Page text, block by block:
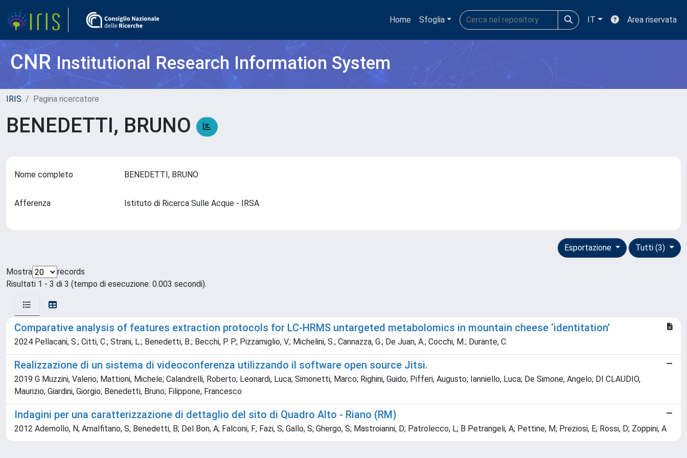
Home Sfoglia IT Area riservata
CNRInstitutional Research Information System
IRIS Pagina ricercatore
BENEDETTI, BRUNO
Nome completo BENEDETTI, BRUNO
Afferenza Istituto di Ricerca Sulle Acque - IRSA
Tutti (3)
Esportazione
Mostra
records
Risultati 1 - 3 di 3 (tempo di esecuzione: 0.003 secondi).
Comparative analysis of features extraction protocols for LC-HRMS untargeted metabolomics in mountain cheese ‘identitation’
2024 Pellacani, S.; Citti, C.; Strani, L.; Benedetti, B.; Becchi, P. P.; Pizzamiglio, V.; Michelini, S.; Cannazza, G.; De Juan, A.; Cocchi, M.; Durante, C.
Realizzazione di un sistema di videoconferenza utilizzando il software open source Jitsi.
2019 G Muzzini, Valerio; Mattioni, Michele; Calandrelli, Roberto; Leonardi, Luca; Simonetti, Marco; Righini, Guido; Pifferi, Augusto; Ianniello, Luca; De Simone, Angelo; DI CLAUDIO,
Maurizio; Giardini, Giorgio; Benedetti, Bruno; Filippone, Francesco
Indagini per una caratterizzazione di dettaglio del sito di Quadro Alto - Riano (RM)
2012 Ademollo, N; Amalfitano, S; Benedetti, B; Del Bon, A; Falconi, F; Fazi, S; Gallo, S; Ghergo, S; Mastroianni, D; Patrolecco, L; B Petrangeli, A; Pettine, M; Preziosi, E; Rossi, D; Zoppini, A